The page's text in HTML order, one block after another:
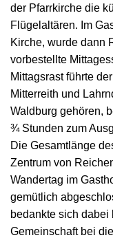
der Pfarrkirche die
Flügelaltären. Im
Kirche, wurde dann
vorbestellte
Mittagsrast führte
Mitterreith und
Waldburg gehören,
¾ Stunden zum
Die Gesamtlänge
Zentrum von
Wandertag im
gemütlich
bedankte sich
Gemeinschaft bei